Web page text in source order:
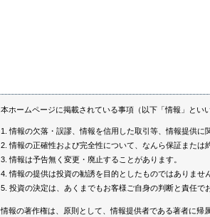
本ホームページに掲載されている事項（以下「情報」とい
情報の欠落・誤謬、情報を信用した取引等、情報提供に
情報の正確性および完全性について、なんら保証または
情報は予告無く変更・廃止することがあります。
情報の提供は投資の勧誘を目的としたものではありませ
投資の決定は、あくまでもお客様ご自身の判断と責任で
情報の著作権は、原則として、情報提供者である著者に帰